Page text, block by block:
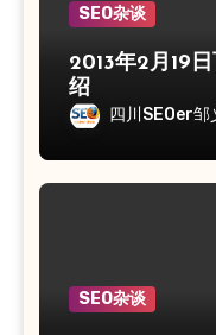
SEO杂谈
2013年2月19
绍
四川SEOer邹
SEO杂谈